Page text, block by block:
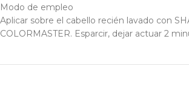
Modo de empleo
Aplicar sobre el cabello recién lavado con
COLORMASTER. Esparcir, dejar actuar 2